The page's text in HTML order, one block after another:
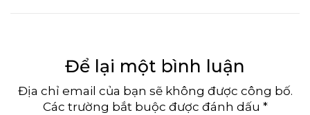
Để lại một bình luận
Địa chỉ email của bạn sẽ không được công bố.
Các trường bắt buộc được đánh dấu *